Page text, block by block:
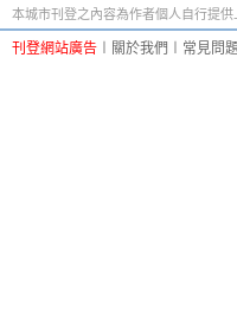
本城市刊登之內容為作者個人自行提供
刊登網站廣告 關於我們 常見問題